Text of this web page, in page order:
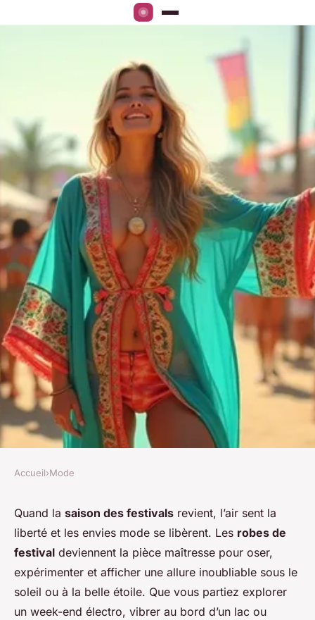
Robes de festival : révélez
votre style au rythme des
tendances
Margot•3 mars 2026•6 min de lecture
Accueil›Mode
Quand la saison des festivals revient, l’air sent la
liberté et les envies mode se libèrent. Les robes de
festival deviennent la pièce maîtresse pour oser,
expérimenter et afficher une allure inoubliable sous le
soleil ou à la belle étoile. Que vous partiez explorer
un week-end électro, vibrer au bord d’un lac ou